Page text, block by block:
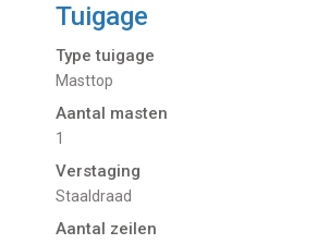
Tuigage
Type tuigage
Masttop
Aantal masten
1
Verstaging
Staaldraad
Aantal zeilen